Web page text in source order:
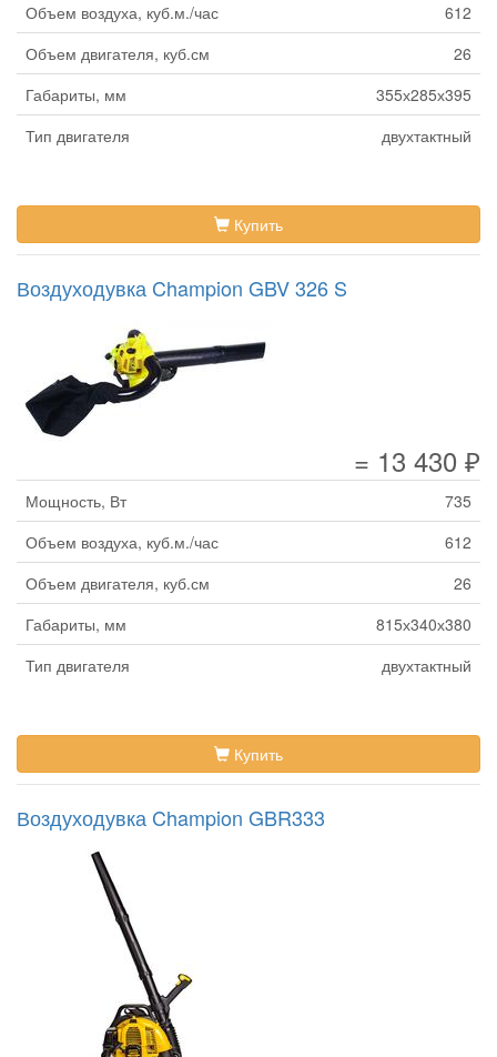
Объем воздуха, куб.м./час
612
Объем двигателя, куб.см
26
Габариты, мм
355х285х395
Тип двигателя
двухтактный
Купить
Воздуходувка Champion GBV 326 S
= 13 430 ₽
Мощность, Вт
735
Объем воздуха, куб.м./час
612
Объем двигателя, куб.см
26
Габариты, мм
815х340х380
Тип двигателя
двухтактный
Купить
Воздуходувка Champion GBR333